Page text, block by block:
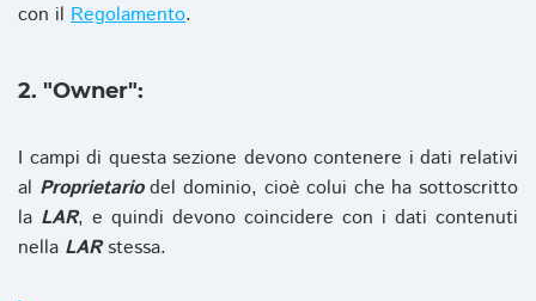
con il Regolamento.
2. "Owner":
I campi di questa sezione devono contenere i dati relativi
al Proprietariodel dominio, cioè colui che ha sottoscritto
la LAR, e quindi devono coincidere con i dati contenuti
nella LARstessa.